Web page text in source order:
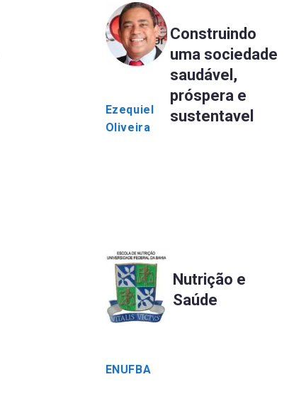
Ezequiel
Oliveira
Construindo
uma sociedade
saudável,
próspera e
sustentavel
ENUFBA
Nutrição e
Saúde